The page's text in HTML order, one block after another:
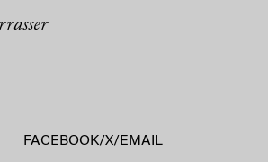
FACEBOOK/X/EMAIL